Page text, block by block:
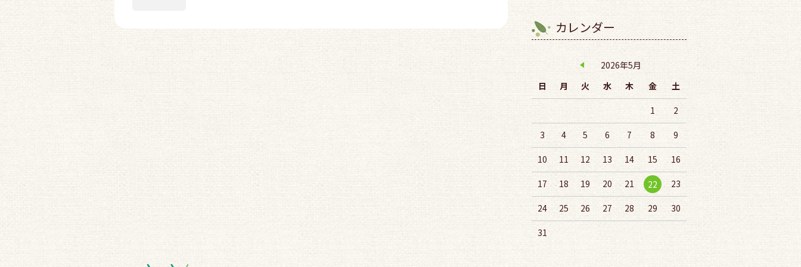
カレンダー
2026年5月
日
月 火 水 木 金 土
1 2
3 4 5 6 7 8 9
10 11 12 13 14 15 16
17 18 19 20 21 22 23
24 25 26 27 28 29 30
31